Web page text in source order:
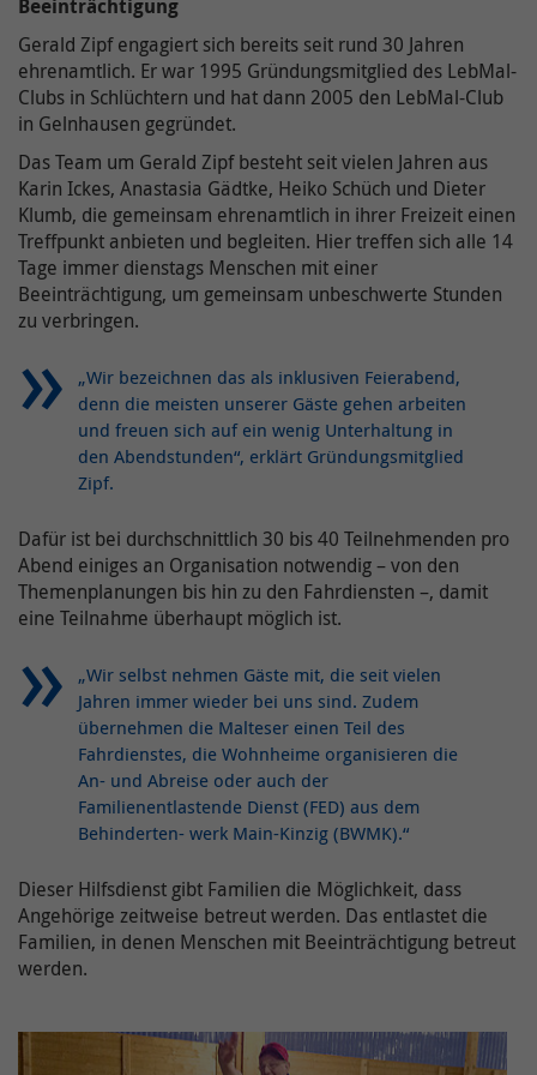
Beeinträchtigung
Gerald Zipf engagiert sich bereits seit rund 30 Jahren
ehrenamtlich. Er war 1995 Gründungsmitglied des LebMal-
Clubs in Schlüchtern und hat dann 2005 den LebMal-Club
in Gelnhausen gegründet.
Das Team um Gerald Zipf besteht seit vielen Jahren aus
Karin Ickes, Anastasia Gädtke, Heiko Schüch und Dieter
Klumb, die gemeinsam ehrenamtlich in ihrer Freizeit einen
Treffpunkt anbieten und begleiten. Hier treffen sich alle 14
Tage immer dienstags Menschen mit einer
Beeinträchtigung, um gemeinsam unbeschwerte Stunden
zu verbringen.
„Wir bezeichnen das als inklusiven Feierabend,
denn die meisten unserer Gäste gehen arbeiten
und freuen sich auf ein wenig Unterhaltung in
den Abendstunden“, erklärt Gründungsmitglied
Zipf.
Dafür ist bei durchschnittlich 30 bis 40 Teilnehmenden pro
Abend einiges an Organisation notwendig – von den
Themenplanungen bis hin zu den Fahrdiensten –, damit
eine Teilnahme überhaupt möglich ist.
„Wir selbst nehmen Gäste mit, die seit vielen
Jahren immer wieder bei uns sind. Zudem
übernehmen die Malteser einen Teil des
Fahrdienstes, die Wohnheime organisieren die
An- und Abreise oder auch der
Familienentlastende Dienst (FED) aus dem
Behinderten- werk Main-Kinzig (BWMK).“
Dieser Hilfsdienst gibt Familien die Möglichkeit, dass
Angehörige zeitweise betreut werden. Das entlastet die
Familien, in denen Menschen mit Beeinträchtigung betreut
werden.
Name(n)
Anbieter TYPO3 bzw. diese Website
Laufzeit 30 Tage
Zweck
Enthält die gewählten Opt-in-
Einstellungen.
Name /
Cookie-
Name(n)
onlimChat.chatwidget-{Widget-ID}-sender
Anbieter Onlim GmbH
Laufzeit 7 Tage
Zweck
Name /
Cookie-
Name(n)
onlimChat.chatwidget-{Widget-ID}-auto-
msg
Anbieter Onlim GmbH
Laufzeit 7 Tage
Zweck
Diese beinhaltet Information bezüglich
der Begrüßungsnachricht (z.B. ob der
Nutzer diese bereits gesehen oder
Name /
Cookie-
onlimChat.chatwidget-{Widget-ID}-
Onlim GmbH
Laufzeit 90 Tage
Zweck
Meta Pixel ist ein von Meta
bereitgestellter Webanalysedienst, der
und analysiert. Er gibt Aufschluss darüber,
wie Nutzer mit unserer Website
interagieren, und hilft uns, unser
Publikum besser zu verstehen und unsere
Online-Präsenz und die Ausrichtung von
Anzeigen zu optimieren. Weitere
Datenschutzerklärung von Meta unter:
https://www.facebook.com/privacy/policy/
Ihnen zusätzliche Informationen anzubieten.
Name /
Cookie-
Name(n)
YouTube
Anbieter YouTube, LLC
Laufzeit 6 Monate
Wird verwendet, um YouTube-Inhalte zu
entsperren.
Nutzerdaten finden Sie in der
Datenschutzerklärung von YouTube unter:
https://policies.google.com/privacy
Cookie-
Name(n)
OpenStreetMap / _osm_location
Anbieter OpenStreetMap Foundation
Laufzeit 10 Jahre
Zweck
Wird verwendet, um OpenStreetMap-Inhalte zu
entsperren.
Weitere Informationen zum Umgang von
Nutzerdaten finden Sie in der
Foundation unter:
https://wiki.osmfoundation.org/wiki/Privacy_Policy
Datenschutzerklärung unter:
Cookie-Informationen anzeigen